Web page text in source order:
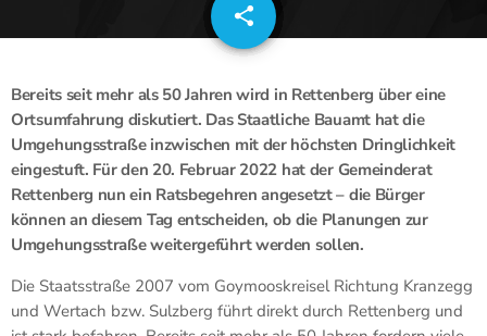
share
email
Bereits seit mehr als 50 Jahren wird in Rettenberg über eine
Ortsumfahrung diskutiert. Das Staatliche Bauamt hat die
Umgehungsstraße inzwischen mit der höchsten Dringlichkeit
eingestuft. Für den 20. Februar 2022 hat der Gemeinderat
Rettenberg nun ein Ratsbegehren angesetzt – die Bürger
können an diesem Tag entscheiden, ob die Planungen zur
Umgehungsstraße weitergeführt werden sollen.
Die Staatsstraße 2007 vom Goymooskreisel Richtung Kranzegg
und Wertach bzw. Sulzberg führt direkt durch Rettenberg und